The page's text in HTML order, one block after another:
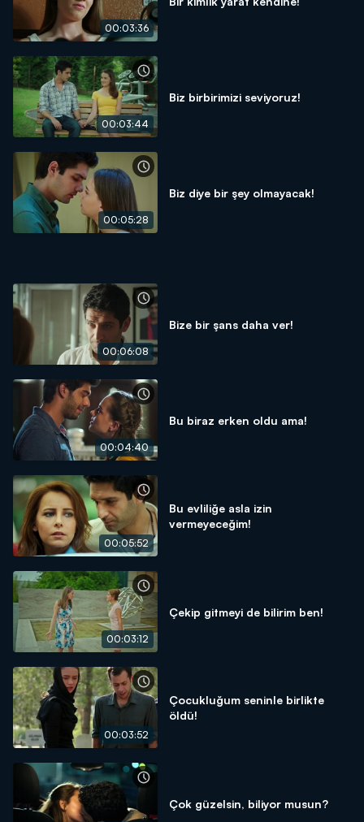
00:03:36
00:03:44
Biz birbirimizi seviyoruz!
00:05:28
Biz diye bir şey olmayacak!
00:06:08
Bize bir şans daha ver!
00:04:40
Bu biraz erken oldu ama!
00:05:52
Bu evliliğe asla izin
vermeyeceğim!
00:03:12
Çekip gitmeyi de bilirim ben!
00:03:52
Çocukluğum seninle birlikte
öldü!
Çok güzelsin, biliyor musun?